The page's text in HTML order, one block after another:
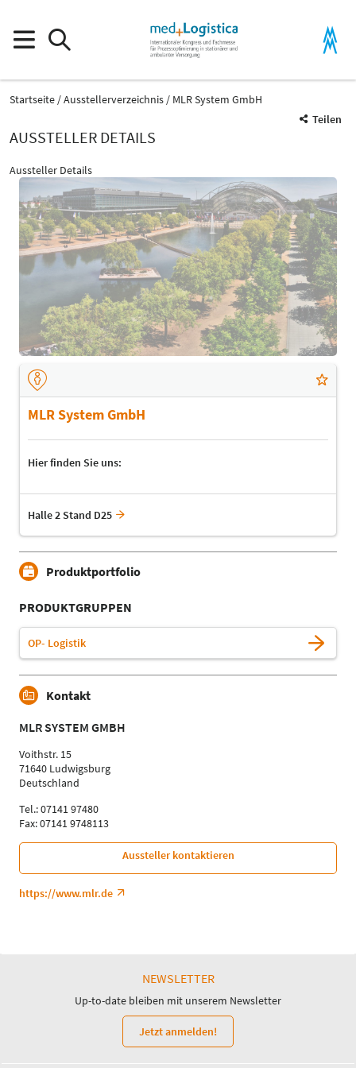
Startseite Ausstellerverzeichnis
MLR System GmbH
Teilen
AUSSTELLER DETAILS
Aussteller Details
MLR System GmbH
Hier finden Sie uns:
Halle 2 Stand D25
Produktportfolio
PRODUKTGRUPPEN
OP- Logistik
Kontakt
MLR SYSTEM GMBH
Voithstr. 15
71640 Ludwigsburg
Deutschland
Tel.: 07141 97480
Fax: 07141 9748113
Aussteller kontaktieren
https://www.mlr.de
NEWSLETTER
Up-to-date bleiben mit unserem Newsletter
Jetzt anmelden!